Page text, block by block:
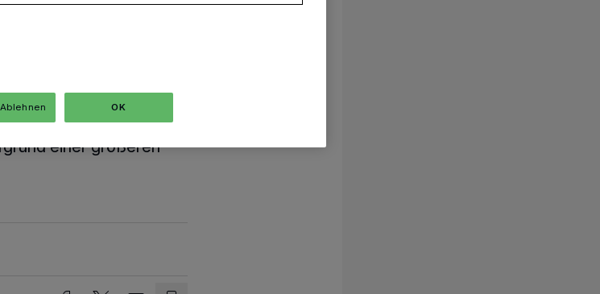
Straße zwischen der
einer größeren
OK